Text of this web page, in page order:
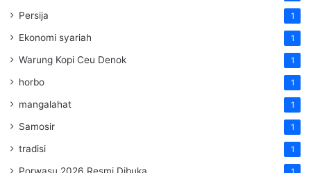
Persija 1
Ekonomi syariah 1
Warung Kopi Ceu Denok 1
horbo 1
mangalahat 1
Samosir 1
tradisi 1
Porwasu 2026 Resmi Dibuka